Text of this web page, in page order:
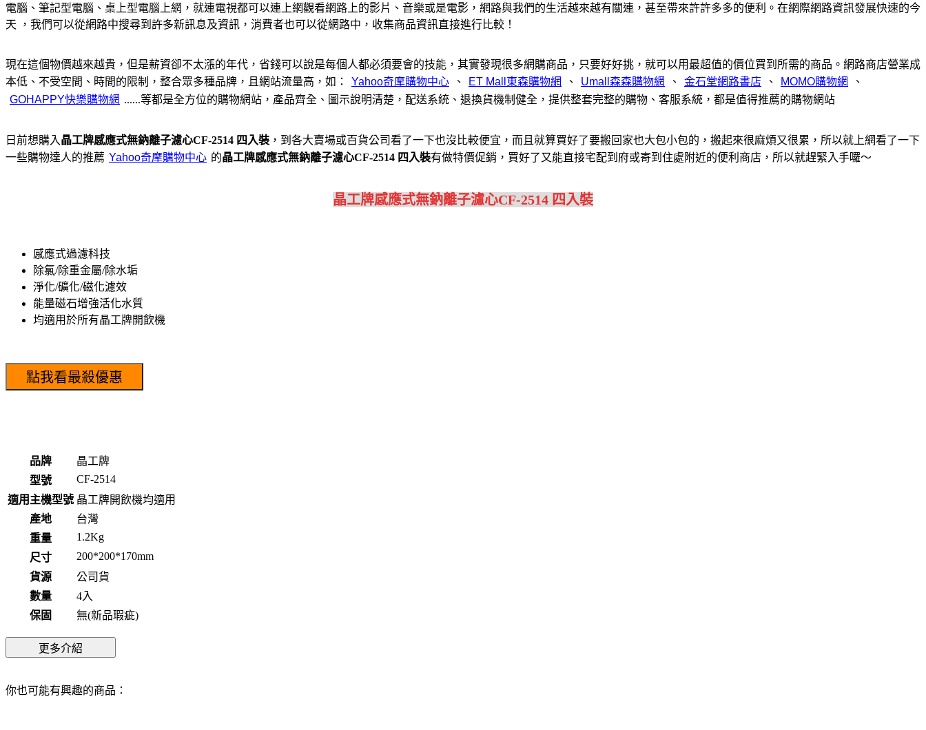
電腦、筆記型電腦、桌上型電腦上網，就連電視都可以連上網觀看網路上的影片、音樂或是電影，網路與我們的生活越來越有關連，甚至帶來許許多多的便利。在網際網路資訊發展快速的今
天 ，我們可以從網路中搜尋到許多新訊息及資訊，消費者也可以從網路中，收集商品資訊直接進行比較！
現在這個物價越來越貴，但是薪資卻不太漲的年代，省錢可以說是每個人都必須要會的技能，其實發現很多網購商品，只要好好挑，就可以用最超值的價位買到所需的商品。網路商店營業成
本低、不受空間、時間的限制，整合眾多種品牌，且網站流量高，如：
、 、 、 、
、
......等都是全方位的購物網站，產品齊全、圖示說明清楚，配送系統、退換貨機制健全，提供整套完整的購物、客服系統，都是值得推薦的購物網站
日前想購入 晶工牌感應式無鈉離子濾心CF-2514 四入裝 ，到各大賣場或百貨公司看了一下也沒比較便宜，而且就算買好了要搬回家也大包小包的，搬起來很麻煩又很累，所以就上網看了一下
一些購物達人的推薦
的晶工牌感應式無鈉離子濾心CF-2514 四入裝有做特價促銷，買好了又能直接宅配到府或寄到住處附近的便利商店，所以就趕緊入手囉～
晶工牌感應式無鈉離子濾心CF-2514 四入裝
感應式過濾科技
除氯/除重金屬/除水垢
淨化/礦化/磁化濾效
能量磁石增強活化水質
均適用於所有晶工牌開飲機
品牌
晶工牌
型號
CF-2514
適用主機型號 晶工牌開飲機均適用
產地
台灣
重量
1.2Kg
尺寸
200*200*170mm
貨源
公司貨
數量
4入
保固
無(新品瑕疵)
你也可能有興趣的商品：